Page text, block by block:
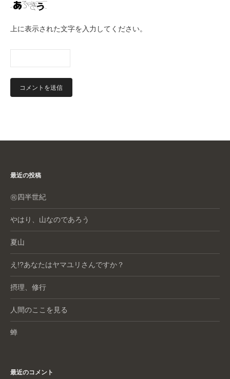
上に表示された文字を入力してください。
最近の投稿
㊗️四半世紀
やはり、山なのであろう
夏山
え!?あなたはヤマユリさんですか？
摂理、修行
人間のここを見る
蝉
最近のコメント